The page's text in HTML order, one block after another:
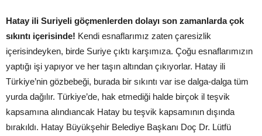
Hatay ili Suriyeli göçmenlerden dolayı son zamanlarda çok
sıkıntı içerisinde! Kendi esnaflarımız zaten çaresizlik
içerisindeyken, birde Suriye çıktı karşımıza. Çoğu esnaflarımızın
yaptığı işi yapıyor ve her taşın altından çıkıyorlar. Hatay ili
Türkiye’nin gözbebeği, burada bir sıkıntı var ise dalga-dalga tüm
yurda dağılır. Türkiye’de, hak etmediği halde birçok il teşvik
kapsamına alındıancak Hatay bu teşvik kapsamının dışında
bırakıldı. Hatay Büyükşehir Belediye Başkanı Doç Dr. Lütfü